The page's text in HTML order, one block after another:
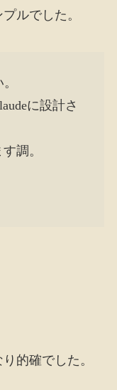
ルでした。
に設計さ
調。
的確でした。